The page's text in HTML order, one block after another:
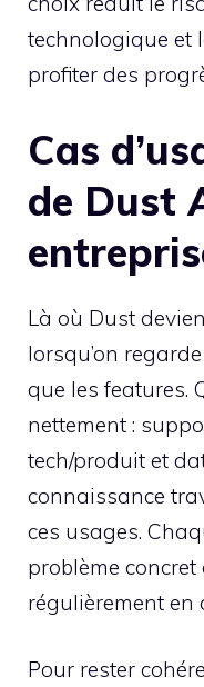
technologique et
profiter des
Cas
de Dust
Là où Dust
lorsqu’on
que les features.
nettement :
tech/produit et
connaissance
ces usages.
problème concret
régulièrement en
Pour rester